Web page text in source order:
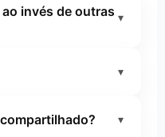
▾
oferecendo
▾
e transfers▾